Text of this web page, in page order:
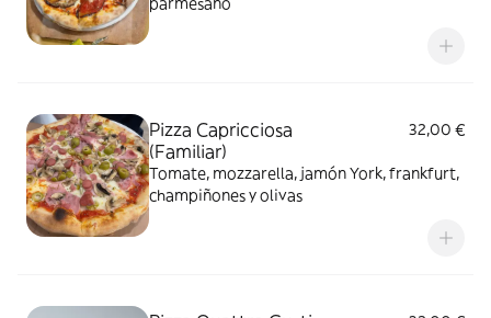
Pizza Capricciosa
(Familiar)
32,00 €
Tomate, mozzarella, jamón York, frankfurt,
champiñones y olivas